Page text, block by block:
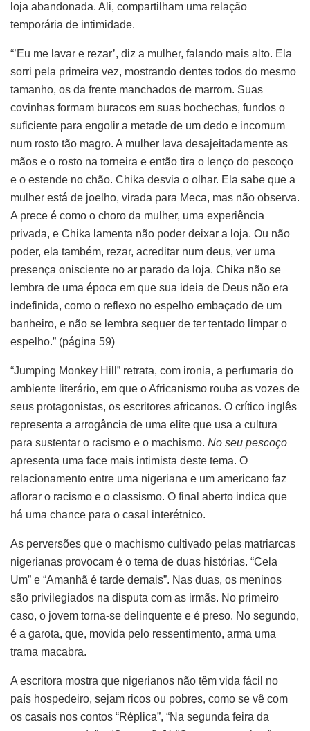
loja abandonada. Ali, compartilham uma relação
temporária de intimidade.
“’Eu me lavar e rezar’, diz a mulher, falando mais alto. Ela
sorri pela primeira vez, mostrando dentes todos do mesmo
tamanho, os da frente manchados de marrom. Suas
covinhas formam buracos em suas bochechas, fundos o
suficiente para engolir a metade de um dedo e incomum
num rosto tão magro. A mulher lava desajeitadamente as
mãos e o rosto na torneira e então tira o lenço do pescoço
e o estende no chão. Chika desvia o olhar. Ela sabe que a
mulher está de joelho, virada para Meca, mas não observa.
A prece é como o choro da mulher, uma experiência
privada, e Chika lamenta não poder deixar a loja. Ou não
poder, ela também, rezar, acreditar num deus, ver uma
presença onisciente no ar parado da loja. Chika não se
lembra de uma época em que sua ideia de Deus não era
indefinida, como o reflexo no espelho embaçado de um
banheiro, e não se lembra sequer de ter tentado limpar o
espelho.” (página 59)
“Jumping Monkey Hill” retrata, com ironia, a perfumaria do
ambiente literário, em que o Africanismo rouba as vozes de
seus protagonistas, os escritores africanos. O crítico inglês
representa a arrogância de uma elite que usa a cultura
para sustentar o racismo e o machismo. No seu pescoço
apresenta uma face mais intimista deste tema. O
relacionamento entre uma nigeriana e um americano faz
aflorar o racismo e o classismo. O final aberto indica que
há uma chance para o casal interétnico.
As perversões que o machismo cultivado pelas matriarcas
nigerianas provocam é o tema de duas histórias. “Cela
Um” e “Amanhã é tarde demais”. Nas duas, os meninos
são privilegiados na disputa com as irmãs. No primeiro
caso, o jovem torna-se delinquente e é preso. No segundo,
é a garota, que, movida pelo ressentimento, arma uma
trama macabra.
A escritora mostra que nigerianos não têm vida fácil no
país hospedeiro, sejam ricos ou pobres, como se vê com
os casais nos contos “Réplica”, “Na segunda feira da